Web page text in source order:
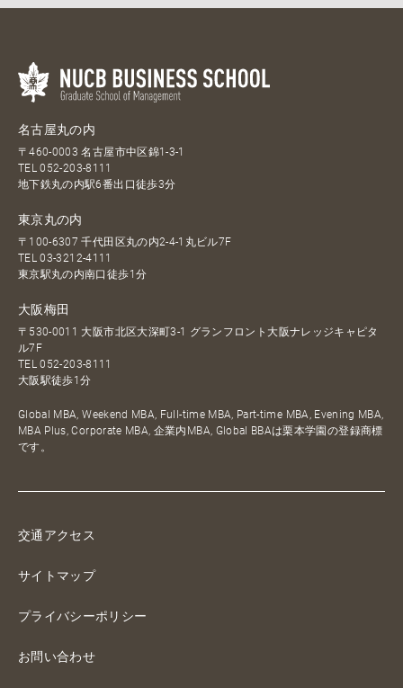
名古屋丸の内
〒460-0003 名古屋市中区錦1-3-1
TEL052-203-8111
地下鉄丸の内駅6番出口徒歩3分
東京丸の内
〒100-6307 千代田区丸の内2-4-1丸ビル7F
TEL03-3212-4111
東京駅丸の内南口徒歩1分
大阪梅田
〒530-0011 大阪市北区大深町3-1 グランフロント大阪ナレッジキャピタ
ル7F
TEL052-203-8111
大阪駅徒歩1分
Global MBA, Weekend MBA, Full-time MBA, Part-time MBA, Evening MBA,
MBA Plus, Corporate MBA, 企業内MBA, Global BBAは栗本学園の登録商標
です。
交通アクセス
サイトマップ
プライバシーポリシー
お問い合わせ